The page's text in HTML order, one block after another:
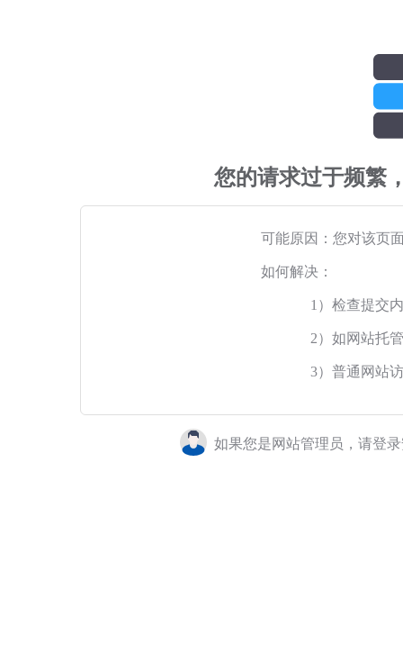
您的请求过于频繁
可能原因：您对该页
如何解决：
1）检查提交
2）如网站托
3）普通网站
如果您是网站管理员，请登